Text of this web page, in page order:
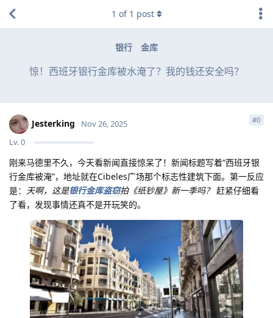
银行 金库
惊！西班牙银行金库被水淹了？我的钱还安全吗？
1 of 1 post
Jesterking
Lv.0
Nov 26, 2025 #0
刚来马德里不久，今天看新闻直接惊呆了！新闻标题写着“西班牙银
行金库被淹”，地址就在Cibeles广场那个标志性建筑下面。第一反应
是： 天啊，这是银行金库盗窃拍《纸钞屋》新一季吗？ 赶紧仔细看
了看，发现事情还真不是开玩笑的。